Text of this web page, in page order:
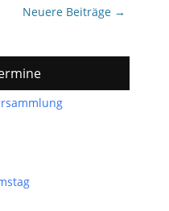
Neuere Beiträge →